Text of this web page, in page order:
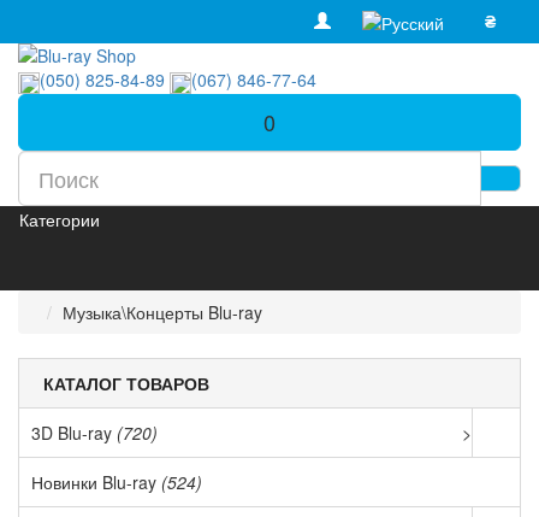
₴
(050) 825-84-89 (067) 846-77-64
0
Категории
Музыка\Концерты Blu-ray
КАТАЛОГ ТОВАРОВ
3D Blu-ray (720) >
Новинки Blu-ray (524)